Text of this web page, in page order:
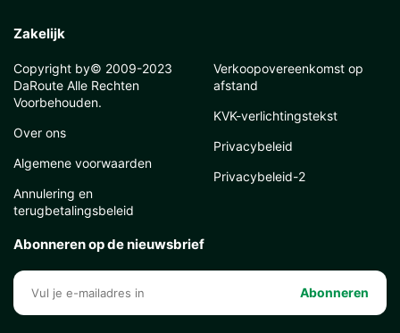
Zakelijk
Copyright by© 2009-2023
DaRoute Alle Rechten
Voorbehouden.
Over ons
Algemene voorwaarden
Annulering en
terugbetalingsbeleid
Verkoopovereenkomst op
afstand
KVK-verlichtingstekst
Privacybeleid
Privacybeleid-2
Abonneren op de nieuwsbrief
Abonneren